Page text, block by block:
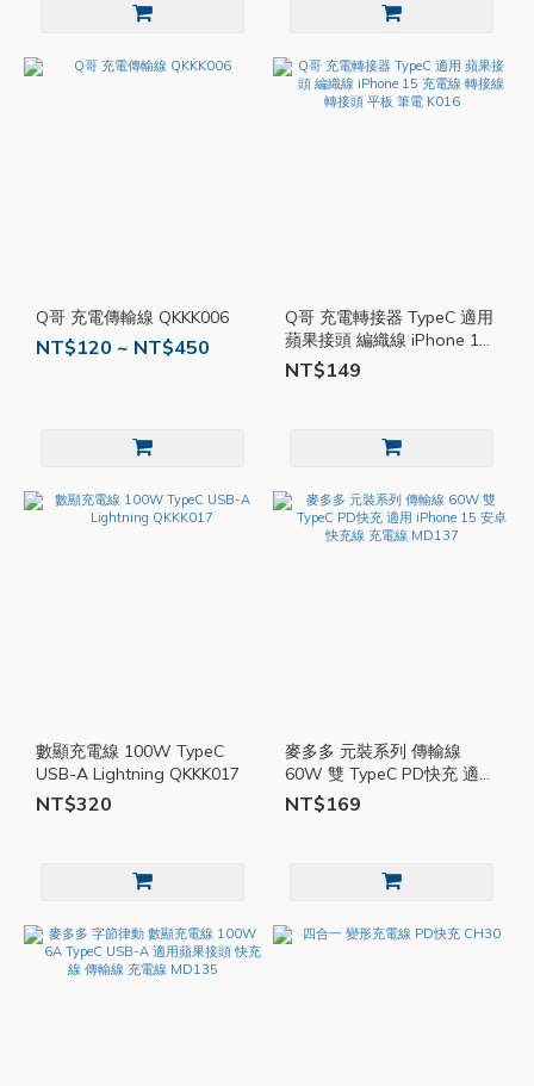
Q哥 充電傳輸線 QKKK006
NT$120 ~ NT$450
Q哥 充電轉接器 TypeC 適用
蘋果接頭 編織線 iPhone 15
充電線 轉接線 轉接頭 平板
筆電 K016
NT$149
數顯充電線 100W TypeC
USB-A Lightning QKKK017
NT$320
麥多多 元裝系列 傳輸線
60W 雙 TypeC PD快充 適用
iPhone 15 安卓 快充線 充電
線 MD137
NT$169